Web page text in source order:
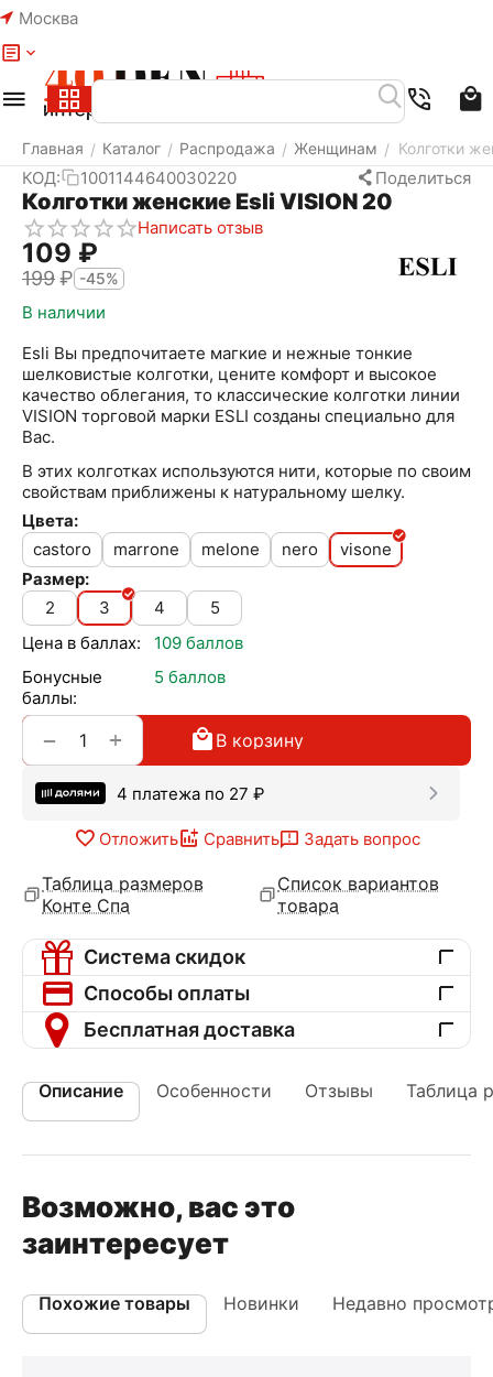
Москва
Главная / Каталог / Распродажа / Женщинам / Колготки
КОД: 1001144640030220 Поделиться
Колготки женские Esli VISION 20
Написать отзыв
‍109‍ ₽
‍199‍₽ -45%
В наличии
Esli Вы предпочитаете магкие и нежные тонкие
шелковистые колготки, цените комфорт и высокое
качество облегания, то классические колготки линии
VISION торговой марки ESLI созданы специально для
Вас.
В этих колготках используются нити, которые по своим
свойствам приближены к натуральному шелку.
Цвета:
castoro
marrone melone nero
visone
Размер:
2
3 4
5
Цена в баллах:
109 баллов
Бонусные
баллы:
5 баллов
+
− В корзину
4 платежа по 27 ₽
Отложить Сравнить Задать вопрос
Таблица размеров
Конте Спа
Список вариантов
товара
Система скидок
Способы оплаты
Бесплатная доставка
Описание Особенности Отзывы Таблица
Возможно, вас это
заинтересует
Похожие товары Новинки Недавно
Меню